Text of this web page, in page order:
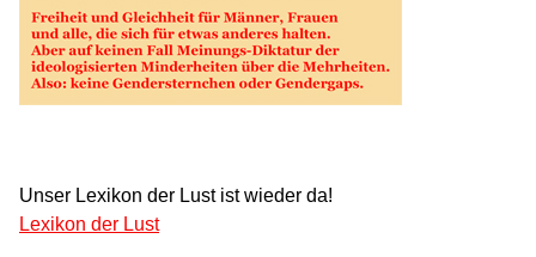
Unser Lexikon der Lust ist wieder da!
Lexikon der Lust